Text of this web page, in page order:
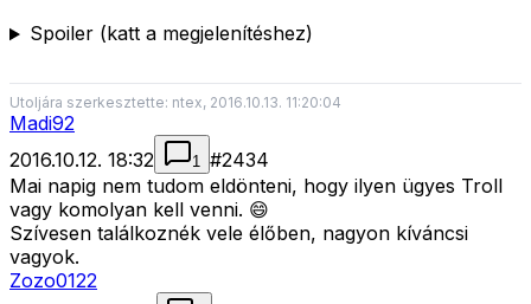
Spoiler (katt a megjelenítéshez)
Utoljára szerkesztette: ntex, 2016.10.13. 11:20:04
Madi92
2016.10.12. 18:32
1 #2434
Mai napig nem tudom eldönteni, hogy ilyen ügyes Troll
vagy komolyan kell venni. 😄
Szívesen találkoznék vele élőben, nagyon kíváncsi
vagyok.
Zozo0122